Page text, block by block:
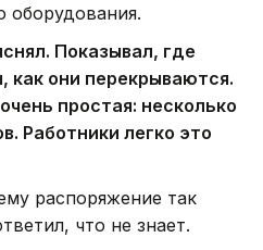
оборудования.
Показывал, где
как они перекрываются.
простая: несколько
Работники легко это
распоряжение так
что не знает.